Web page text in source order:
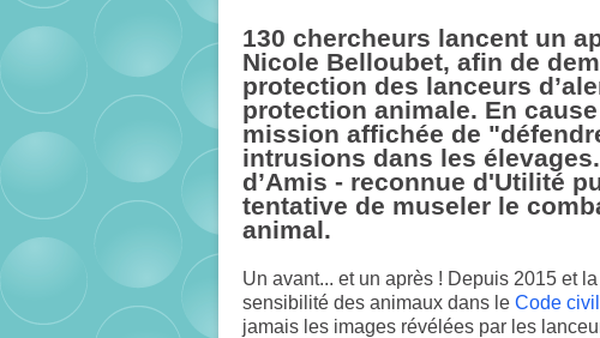
130 chercheurs lancent un
Nicole Belloubet, afin de
protection des lanceurs
protection animale. En
mission affichée de
intrusions dans les
d’Amis - reconnue d'Utilité
tentative de museler le
animal.
Un avant... et un après ! Depuis 2015 et
sensibilité des animaux dans le Code
jamais les images révélées par les